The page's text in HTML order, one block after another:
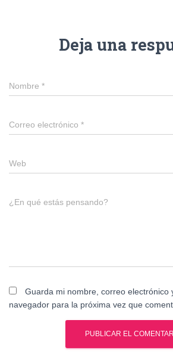
Deja una
Nombre *
Correo electrónico *
Web
¿En qué estás pensando?
Guarda mi nombre, correo electrónico
navegador para la próxima vez que